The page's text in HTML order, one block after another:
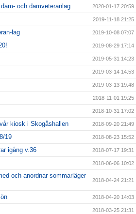
och damveteranlag 2020-01-17 20:59
2019-11-18 21:25
lag 2019-10-08 07:07
2019-08-29 17:14
2019-05-31 14:23
2019-03-14 14:53
2019-03-13 19:48
2018-11-01 19:25
2018-10-31 17:02
kiosk i Skogåshallen 2018-09-20 21:49
19 2018-08-23 15:52
igång v.36 2018-07-17 19:31
2018-06-06 10:02
och anordnar sommarläger
2018-04-24 21:21
2018-04-20 14:03
2018-03-25 21:31